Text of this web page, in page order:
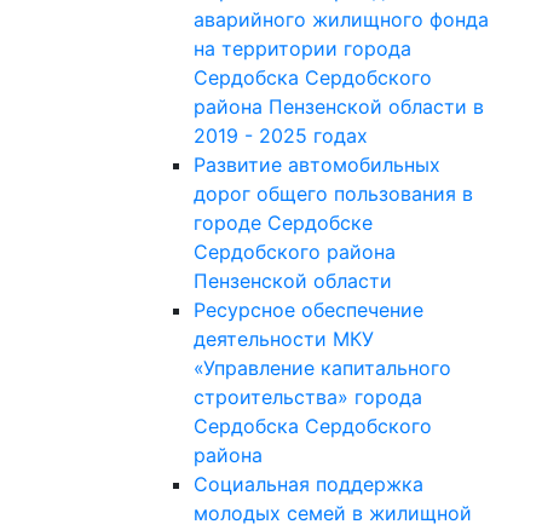
аварийного жилищного фонда
на территории города
Сердобска Сердобского
района Пензенской области в
2019 - 2025 годах
Развитие автомобильных
дорог общего пользования в
городе Сердобске
Сердобского района
Пензенской области
Ресурсное обеспечение
деятельности МКУ
«Управление капитального
строительства» города
Сердобска Сердобского
района
Социальная поддержка
молодых семей в жилищной